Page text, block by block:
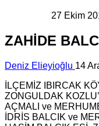
27 Ekim
ZAHİDE
Deniz Elieyioğlu 14
İLÇEMİZ IBIRCAK
ZONGULDAK
AÇMALI ve
İDRİS BALCIK ve